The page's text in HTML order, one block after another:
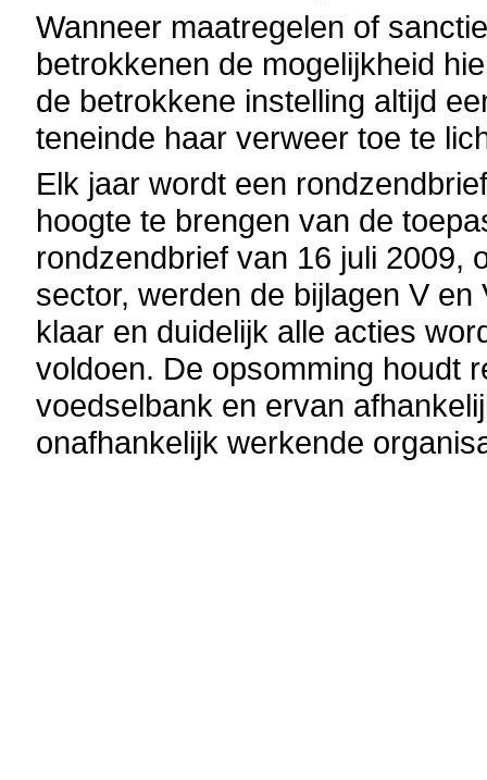
Wanneer maatregelen of
betrokkenen de mogelijkheid
de betrokkene instelling altijd
teneinde haar verweer toe te
Elk jaar wordt een
hoogte te brengen van de
rondzendbrief van 16 juli 2009,
sector, werden de bijlagen V
klaar en duidelijk alle acties
voldoen. De opsomming houdt
voedselbank en ervan
onafhankelijk werkende